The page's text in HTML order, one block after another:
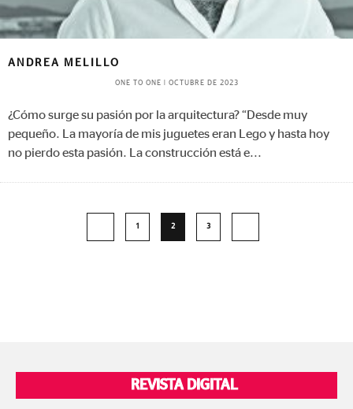
ANDREA MELILLO
ONE TO ONE | OCTUBRE DE 2023
¿Cómo surge su pasión por la arquitectura? “Desde muy
pequeño. La mayoría de mis juguetes eran Lego y hasta hoy
no pierdo esta pasión. La construcción está e...
1 2 3
REVISTA DIGITAL